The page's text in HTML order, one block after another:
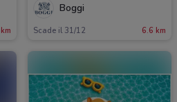
Boggi
Scade il 31/12 6.6 km